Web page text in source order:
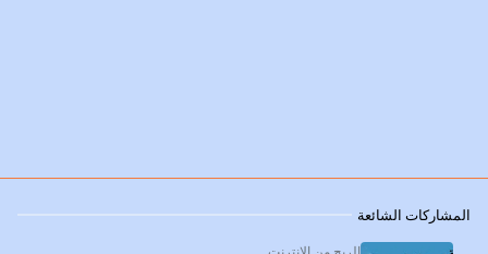
المشاركات الشائعة